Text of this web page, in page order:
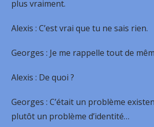
plus vraiment.
Alexis : C’est vrai que tu ne sais rien.
Georges : Je me rappelle tout de
Alexis : De quoi ?
Georges : C’était un problème
plutôt un problème d’identité…